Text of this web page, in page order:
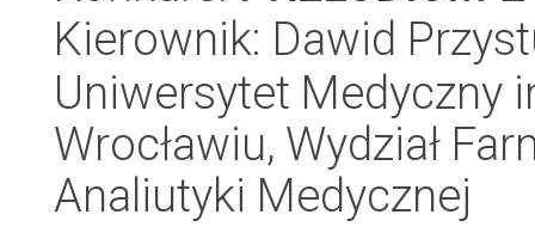
Kierownik: Dawid
Uniwersytet Medyczny
Wrocławiu, Wydział
Analiutyki Medycznej